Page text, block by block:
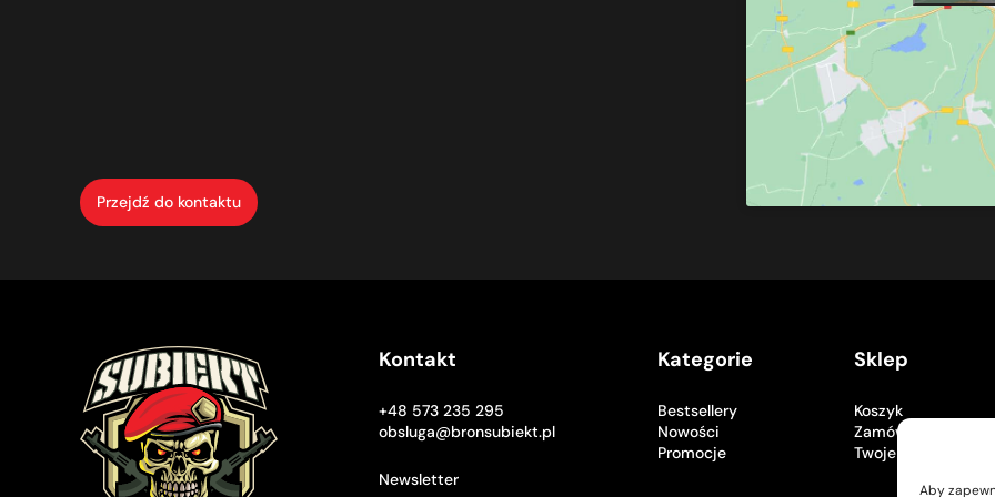
Aby
Przejdź do kontaktu
Kontakt
+48 573 235 295
obsluga@bronsubiekt.pl
Newsletter
Kategorie
Bestsellery
Nowości
Promocje
Sklep
Koszyk
Zamówienia
Twoje konto